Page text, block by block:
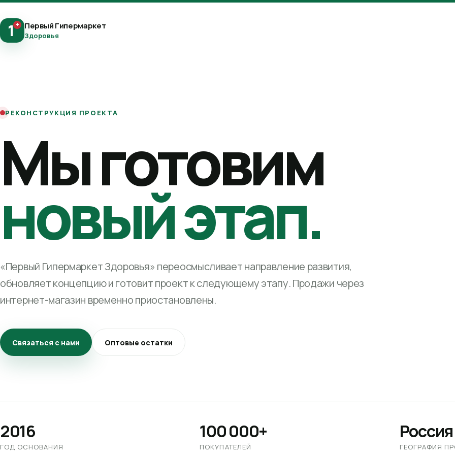
1+ Первый Гипермаркет
Здоровья
РЕКОНСТРУКЦИЯ ПРОЕКТА
Мы готовим
новый этап.
«Первый Гипермаркет Здоровья» переосмысливает направление развития,
обновляет концепцию и готовит проект к следующему этапу. Продажи через
интернет-магазин временно приостановлены.
Связаться с нами Оптовые остатки
2016
ГОД ОСНОВАНИЯ
100 000+
ПОКУПАТЕЛЕЙ
Россия
ГЕОГРАФИЯ